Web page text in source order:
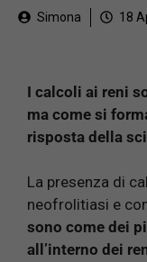
Simona 18
I calcoli ai reni
ma come si
risposta della
La presenza di
neofrolitiasi e
sono come dei
all’interno dei